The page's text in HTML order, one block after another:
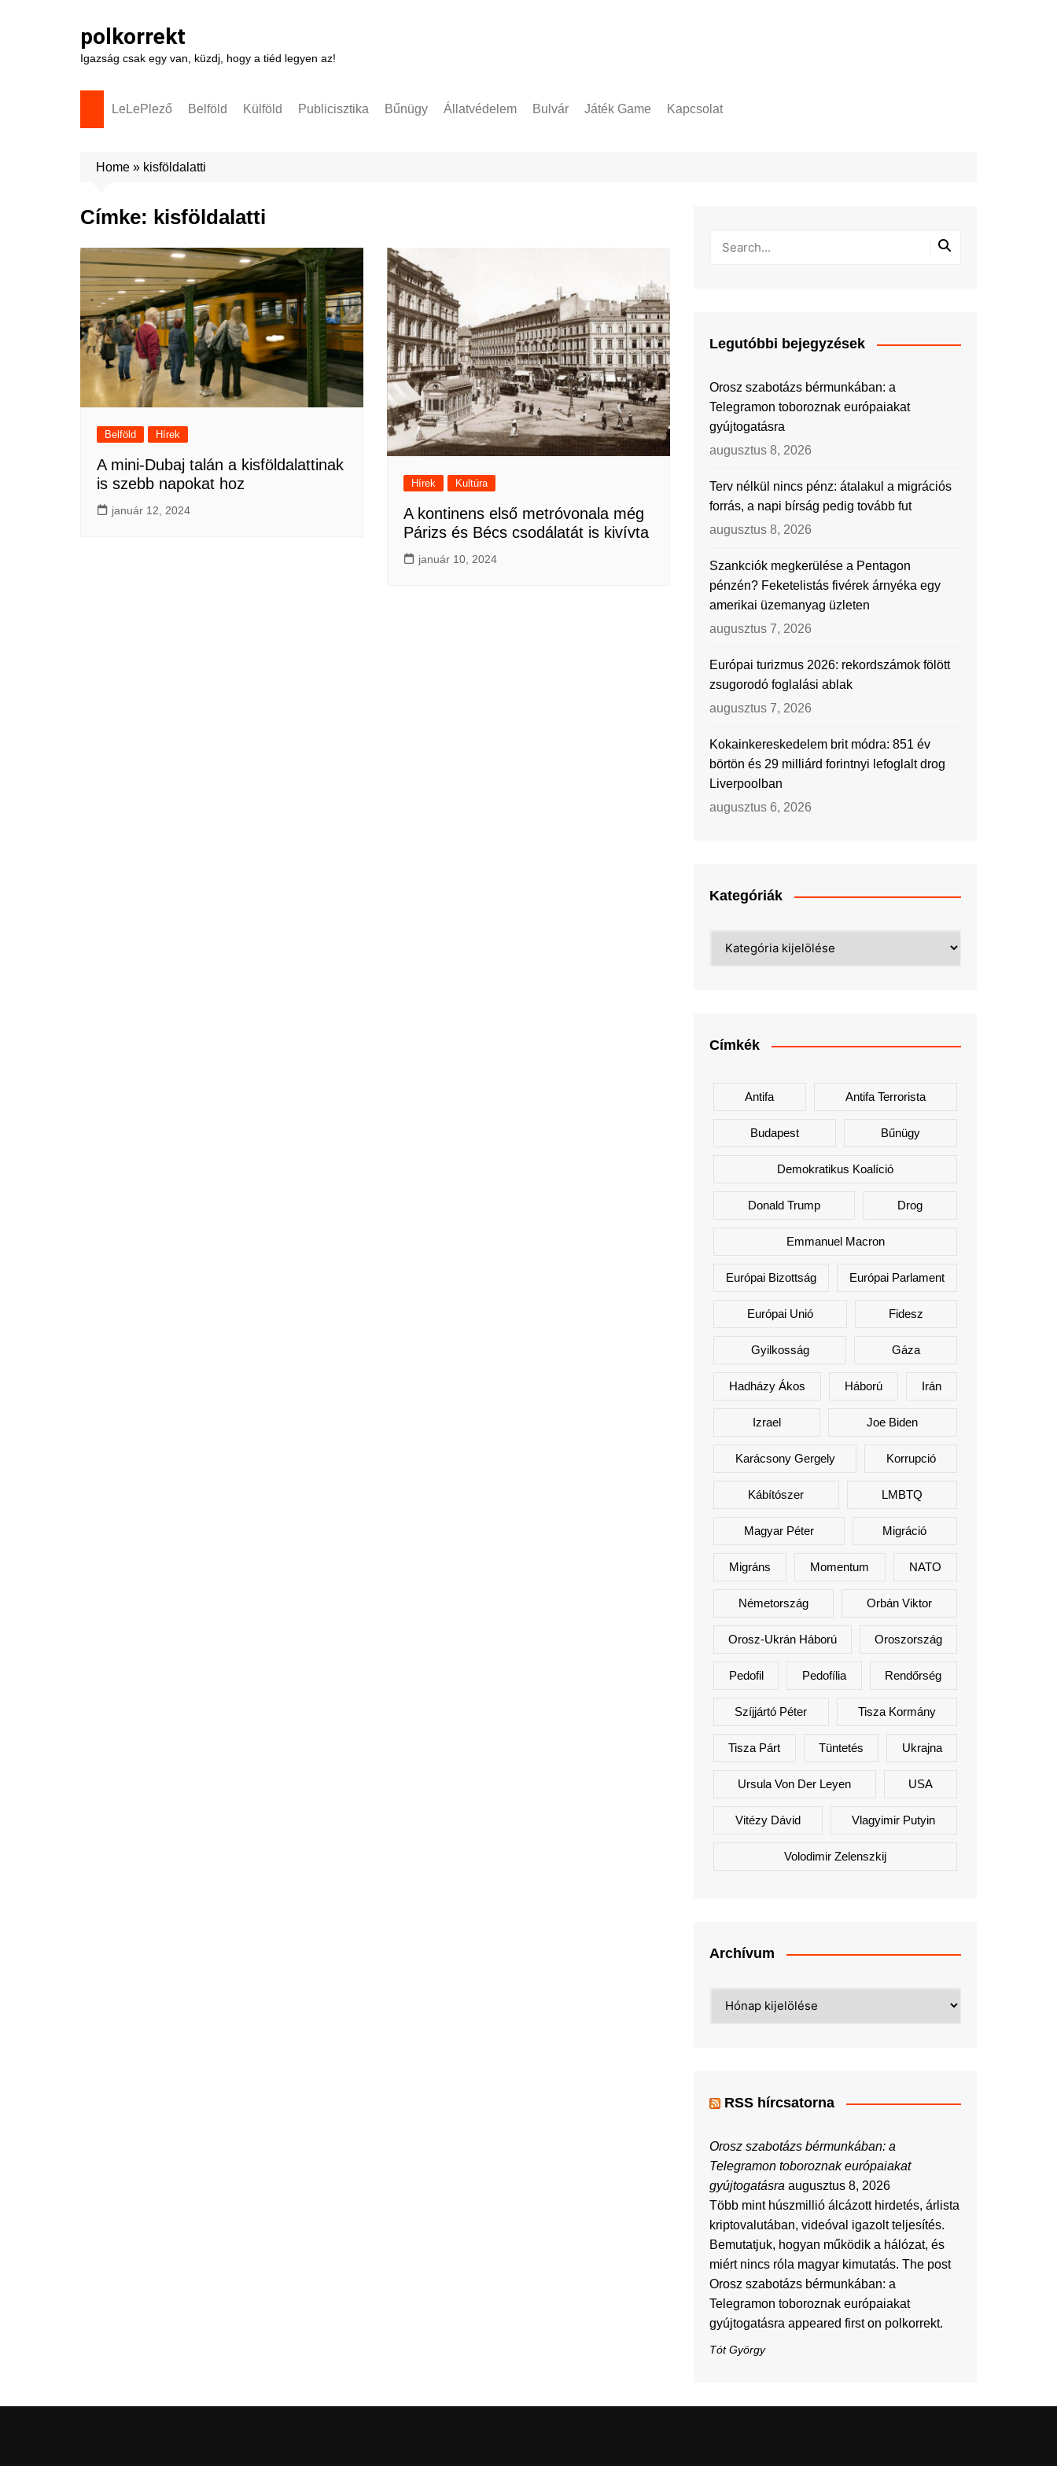
polkorrekt
Igazság csak egy van, küzdj, hogy a tiéd legyen az!
LeLePlező Belföld Külföld Publicisztika Bűnügy Állatvédelem Bulvár Játék Game Kapcsolat
Home » kisföldalatti
Címke: kisföldalatti
Belföld Hírek
A mini-Dubaj talán a kisföldalattinak
is szebb napokat hoz
január 12, 2024
Hírek Kultúra
A kontinens első metróvonala még
Párizs és Bécs csodálatát is kivívta
január 10, 2024
Legutóbbi bejegyzések
Orosz szabotázs bérmunkában: a
Telegramon toboroznak európaiakat
gyújtogatásra
augusztus 8, 2026
Terv nélkül nincs pénz: átalakul a migrációs
forrás, a napi bírság pedig tovább fut
augusztus 8, 2026
Szankciók megkerülése a Pentagon
pénzén? Feketelistás fivérek árnyéka egy
amerikai üzemanyag üzleten
augusztus 7, 2026
Európai turizmus 2026: rekordszámok fölött
zsugorodó foglalási ablak
augusztus 7, 2026
Kokainkereskedelem brit módra: 851 év
börtön és 29 milliárd forintnyi lefoglalt drog
Liverpoolban
augusztus 6, 2026
Kategóriák
Címkék
Antifa Antifa Terrorista
Budapest Bűnügy
Demokratikus Koalíció
Donald Trump Drog
Emmanuel Macron
Európai Bizottság Európai Parlament
Európai Unió Fidesz
Gyilkosság Gáza
Hadházy Ákos Háború Irán
Izrael Joe Biden
Karácsony Gergely Korrupció
Kábítószer LMBTQ
Magyar Péter Migráció
Migráns Momentum NATO
Németország Orbán Viktor
Orosz-Ukrán Háború Oroszország
Pedofil Pedofília Rendőrség
Szíjjártó Péter Tisza Kormány
Tisza Párt Tüntetés Ukrajna
Ursula Von Der Leyen USA
Vitézy Dávid Vlagyimir Putyin
Volodimir Zelenszkij
Archívum
RSS hírcsatorna
Orosz szabotázs bérmunkában: a
Telegramon toboroznak európaiakat
gyújtogatásra augusztus 8, 2026
Több mint húszmillió álcázott hirdetés, árlista
kriptovalutában, videóval igazolt teljesítés.
Bemutatjuk, hogyan működik a hálózat, és
miért nincs róla magyar kimutatás. The post
Orosz szabotázs bérmunkában: a
Telegramon toboroznak európaiakat
gyújtogatásra appeared first on polkorrekt.
Tót György